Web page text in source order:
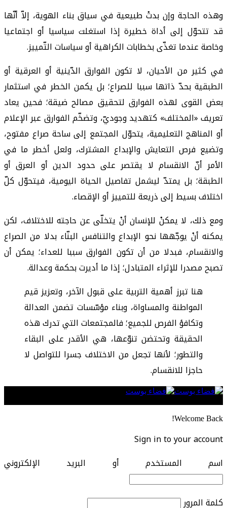
وهذه الحاجة وإن بدتْ طبيعية في سياق بناء الهوية، إلاّ أنّها
قد تتحوّل إلى أداة خطيرة إذا استغلت سياسيا أو اجتماعيا
وخاصة عندما تغذّى بخطابات الكراهية أو سياسات التّمييز.
في كثير من الأحيان، لا تكون الفوارق الدّينية أو العرقية أو
الطبقية بحدّ ذاتها سببا للصراع؛ بل يكمن الخطر في استثمار
بعض القوى لهذه الفوارق لتحقيق مصالح ضيقة؛ فحين يعاد
تعريف «المختلف» كتهديد وجوديّ، وتضخّم الفوارق عبر الإعلام
أو المناهج التعليمية، يتحوّل المجتمع إلى ساحة صراع مفتوح،
وتضيع فرص التعايش والإبداع المشترك، ولعل أخطر ما في
الأمر أنّ الانقسام لا يقتصر على حدود الدين أو العرق أو
الطبقة؛ بل يمتدّ ليشمل تفاصيل الحياة اليومية، فيتحوّل كلّ
اختلاف بسيط إلى ذريعة للتمييز أو الإقصاء.
ومع ذلك، لا يمكنْ للإنسان أنْ يتخلّى عن حاجته للاختلاف، لكن
يمكنه أنْ يوجّهها نحو الإبداع والتنافس البنّاء بدلا من الصراع
والانقسام، فبدلا من أن تكون الفوارق سببا للعداء؛ يمكن أن
تصبح مصدرا للإثراء المتبادل؛ إذا ما أديرت بحكمة وعدالة.
هنا تبرز أهمية التربية على قبول الآخر، وتعزيز قيم
المواطنة والمساواة، وبناء مؤسّسات تضمن العدالة
وتكافؤ الفرص للجميع؛ فالمجتمعات التي تدرك هذه
الحقيقة وتحتضن تنوّعها، هي الأقدر على البقاء
والتطور؛ لأنها تجعل من الاختلاف جسرا للتواصل لا
حاجزا للانقسام.
Welcome Back!
Sign in to your account
اسم المستخدم أو البريد الإلكتروني
كلمة المرور